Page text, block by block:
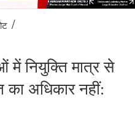
/
में नियुक्ति मात्र से
का अधिकार नहीं: